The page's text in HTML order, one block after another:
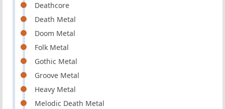
Deathcore
Death Metal
Doom Metal
Folk Metal
Gothic Metal
Groove Metal
Heavy Metal
Melodic Death Metal